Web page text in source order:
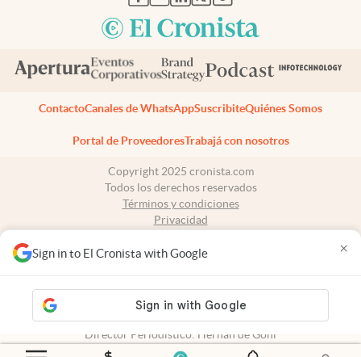
Sign in to El Cronista with Google ×
ContactoCanales de WhatsAppSuscribiteQuiénes Somos
Portal de ProveedoresTrabajá con nosotros
Copyright 2025 cronista.com
Todos los derechos reservados
Términos y condiciones
Privacidad
Tel: +54 11 7078-3270
propiedad intelectual: 56576959
N° de edición: 10.949 - 6 de agosto de 2026
Director Periodístico: Hernán de Goñi